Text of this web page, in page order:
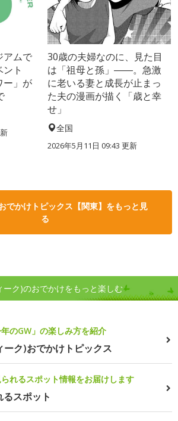
アムで
ト
ー」が
30歳の夫婦なのに、見た目
は「祖母と孫」――。急激
に老いる妻と成長が止まっ
た夫の漫画が描く「歳と幸
せ」
全国
2026年5月11日 09:43 更新
でかけトピックス【関東】をもっと見
る
ーク)のおでかけをもっと楽しむ
のGW」の楽しみ方を紹介
ーク)おでかけトピックス
れるスポット情報をお届けします
スポット